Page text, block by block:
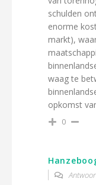
schulden
enorme
markt),
waag te
opkomst
0